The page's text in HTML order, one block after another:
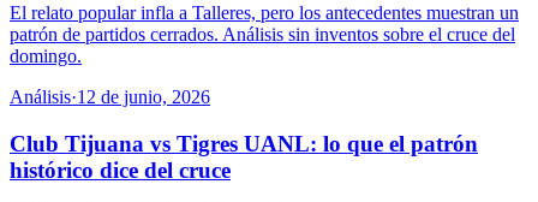
El relato popular infla a Talleres, pero los antecedentes muestran un
patrón de partidos cerrados. Análisis sin inventos sobre el cruce del
domingo.
Análisis·12 de junio, 2026
Club Tijuana vs Tigres UANL: lo que el patrón
histórico dice del cruce